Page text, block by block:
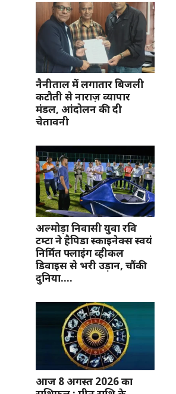
नैनीताल में लगातार बिजली
कटौती से नाराज़ व्यापार
मंडल, आंदोलन की दी
चेतावनी
अल्मोड़ा निवासी युवा रवि
टम्टा ने हैपिडा स्काइनेक्स स्वयं
निर्मित फ्लाइंग व्हीकल
डिवाइस से भरी उड़ान, चौंकी
दुनिया….
आज 8 अगस्त 2026 का